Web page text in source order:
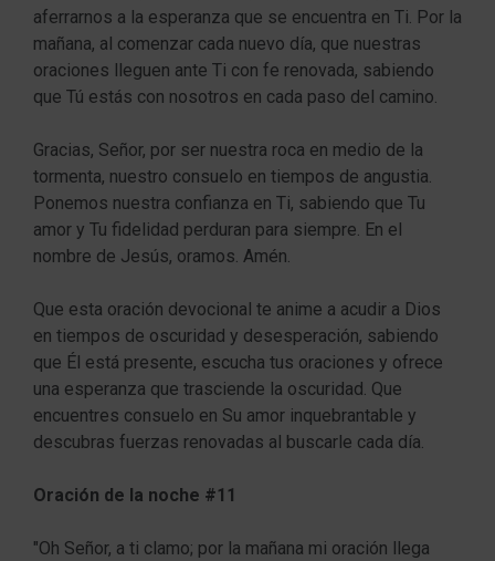
aferrarnos a la esperanza que se encuentra en Ti. Por la
mañana, al comenzar cada nuevo día, que nuestras
oraciones lleguen ante Ti con fe renovada, sabiendo
que Tú estás con nosotros en cada paso del camino.
Gracias, Señor, por ser nuestra roca en medio de la
tormenta, nuestro consuelo en tiempos de angustia.
Ponemos nuestra confianza en Ti, sabiendo que Tu
amor y Tu fidelidad perduran para siempre. En el
nombre de Jesús, oramos. Amén.
Que esta oración devocional te anime a acudir a Dios
en tiempos de oscuridad y desesperación, sabiendo
que Él está presente, escucha tus oraciones y ofrece
una esperanza que trasciende la oscuridad. Que
encuentres consuelo en Su amor inquebrantable y
descubras fuerzas renovadas al buscarle cada día.
Oración de la noche #11
"Oh Señor, a ti clamo; por la mañana mi oración llega